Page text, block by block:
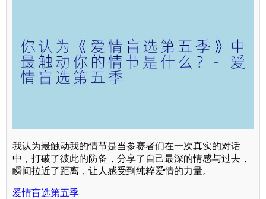
我认为最触动我的情节是当参赛者们在一次真实的对话
中，打破了彼此的防备，分享了自己最深的情感与过去，
瞬间拉近了距离，让人感受到纯粹爱情的力量。
爱情盲选第五季